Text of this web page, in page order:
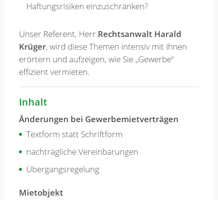
Haftungsrisiken einzuschränken?
Unser Referent, Herr Rechtsanwalt Harald
Krüger, wird diese Themen intensiv mit Ihnen
erörtern und aufzeigen, wie Sie „Gewerbe“
effizient vermieten.
Inhalt
Änderungen bei Gewerbemietverträgen
Textform statt Schriftform
nachträgliche Vereinbarungen
Übergangsregelung
Mietobjekt